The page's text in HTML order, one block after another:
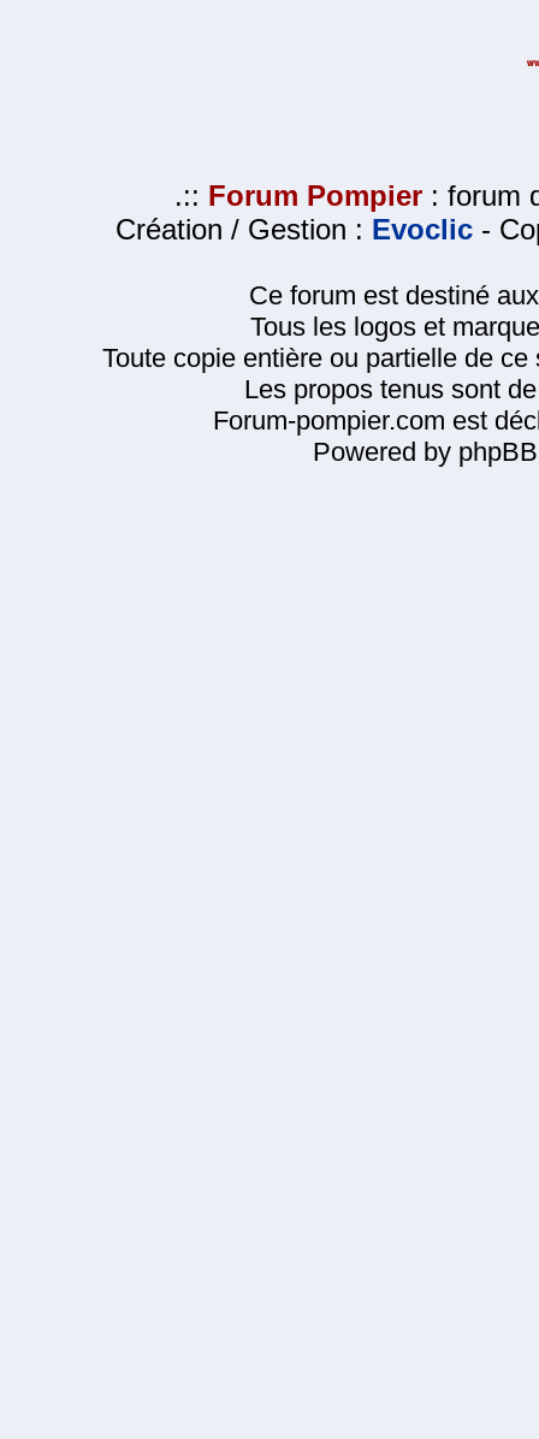
.:: Forum Pompier : forum
Création / Gestion : Evoclic -
Ce forum est destiné
Tous les logos et
Toute copie entière ou partielle de
Les propos tenus sont
Forum-pompier.com est
Powered by